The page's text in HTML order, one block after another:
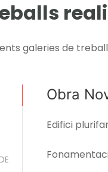
galeries de
Obra
Edifici